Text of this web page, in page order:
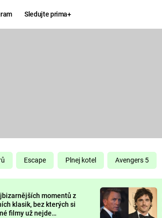
Sledujte prima+
KOMEDIE
CHUCK
NORRIS
DEADPOOL
Escape Plnej kotel Avengers 5
momentů z
klasik, bez kterých si
filmy už nejde